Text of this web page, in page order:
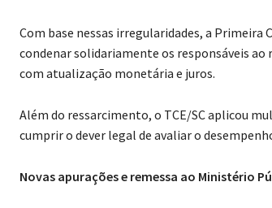
Com base nessas irregularidades, a
condenar solidariamente os responsáveis
com atualização monetária e juros.
Além do ressarcimento, o TCE/SC aplicou
cumprir o dever legal de avaliar o
Novas apurações e remessa ao Ministério